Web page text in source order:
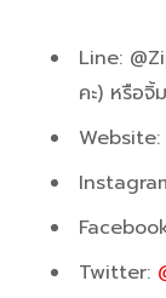
Line:
คะ) หรือจิ้
Website:
Twitter: